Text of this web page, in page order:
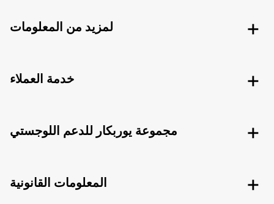
لمزيد من المعلومات
خدمة العملاء
مجموعة يوربكار للدعم اللوجستي
المعلومات القانونية